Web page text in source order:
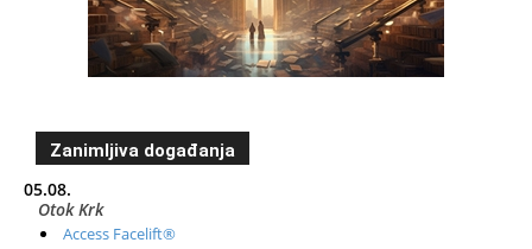
Zanimljiva događanja
05.08.
Otok Krk
Access Facelift®